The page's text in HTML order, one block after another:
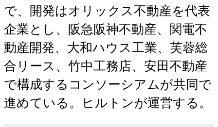
で、開発はオリックス不動産を代表
企業とし、阪急阪神不動産、関電不
動産開発、大和ハウス工業、芙蓉総
合リース、竹中工務店、安田不動産
で構成するコンソーシアムが共同で
進めている。ヒルトンが運営する。